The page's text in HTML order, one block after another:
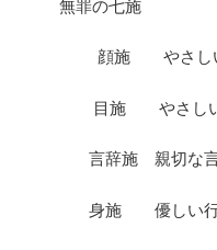
無罪の七施
顔施 やさし
目施 やさしい
言辞施 親切な言
身施 優しい行